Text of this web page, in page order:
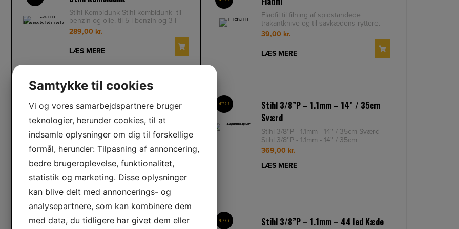
Stihl Kombidunk Stihl kombidunk til
benzin og olie. til 5 l benzin og 3 l
olie med standard hældet
289,00 kr.
LÆS MERE
Stihl SynthPlus kædeolie 1L
Stihl SynthPlus kædeolie 1L Stihl
SynthPlus kædeolie giver en
fantastisk beskyttelse mod slitage. E
59,00kr.
LÆS MERE
NETPRIS SERVICEKIT 8 – MS 193/194
Service Kit 8 til MS 193 og MS 194
Fladfil til filning af spidstandede
trakantknive og til savkædens ryttere.
Levereres i praktisk etui
39,00 kr.
LÆS MERE
NETPRIS
Stihl 3/8”P – 1.1mm – 14” / 35cm
Sværd
Stihl 3/8''P - 1.1mm - 14'' / 35cm Sværd
Stihl 3/8''P - 1.1mm - 14'' / 35cm
Sværd: Meget smalt svær
369,00 kr.
LÆS MERE
NETPRIS Stihl 3/8”P – 1.1mm – 44 led Kæde
Samtykke til cookies
Vi og vores samarbejdspartnere bruger
teknologier, herunder cookies, til at
indsamle oplysninger om dig til forskellige
formål, herunder: Tilpasning af annoncering,
bedre brugeroplevelse, funktionalitet,
statistik og marketing. Disse oplysninger
kan blive delt med annoncerings- og
analysepartnere, som kan kombinere dem
med data, du tidligere har givet dem eller